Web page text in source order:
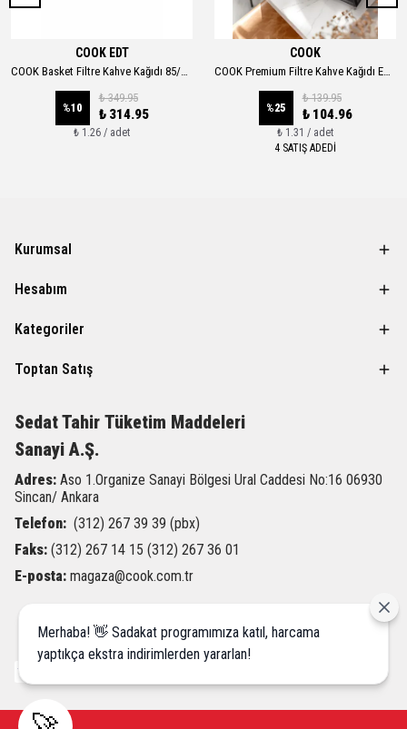
COOK EDT
COOK Basket Filtre Kahve Kağıdı 85/245 mm, 250 Adet
%10
₺ 349.95
₺ 314.95
₺ 1.26 / adet
COOK
COOK Premium Filtre Kahve Kağıdı Ebat 2
%25
₺ 139.95
₺ 104.96
₺ 1.31 / adet
4 SATIŞ ADEDİ
Kurumsal
Hesabım
Kategoriler
Toptan Satış
Sedat Tahir Tüketim Maddeleri
Sanayi A.Ş.
Adres: Aso 1.Organize Sanayi Bölgesi Ural Caddesi No:16 06930
Sincan/ Ankara
Telefon: (312) 267 39 39 (pbx)
Faks: (312) 267 14 15 (312) 267 36 01
E-posta: magaza@cook.com.tr
Merhaba! 👋 Sadakat programımıza katıl, harcama
yaptıkça ekstra indirimlerden yararlan!